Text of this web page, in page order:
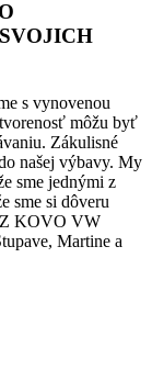
s vynovenou
môžu byť
Zákulisné
našej výbavy. My
sme jednými z
sme si dôveru
KOVO VW
Martine a